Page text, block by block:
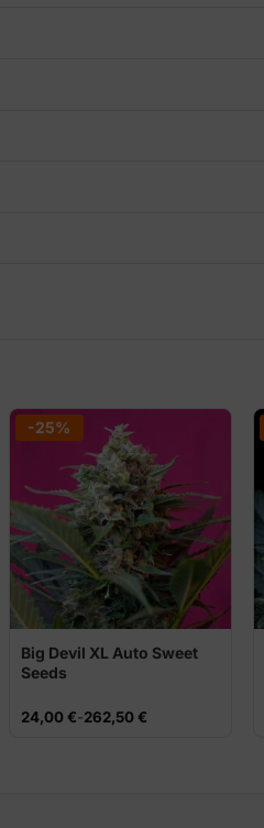
-25%
Big Devil XL Auto Sweet
Seeds
24,00€-262,50€
Rango